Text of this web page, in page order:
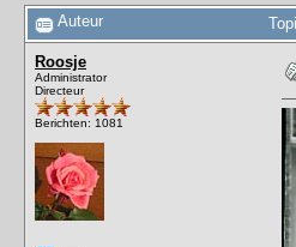
Auteur
Roosje
Administrator
Directeur
Berichten: 1081